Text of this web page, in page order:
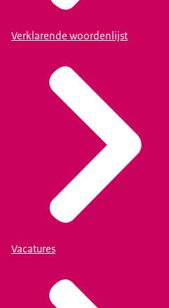
Verklarende woordenlijst
Vacatures